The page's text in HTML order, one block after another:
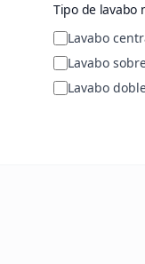
Tipo de lavabo
Lavabo
Lavabo
Lavabo